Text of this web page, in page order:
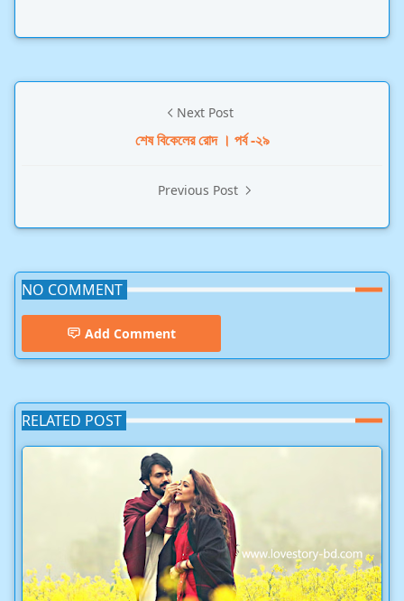
Next Post
শেষ বিকেলের রোদ । পর্ব -২৯
Previous Post
NO COMMENT
Add Comment
RELATED POST